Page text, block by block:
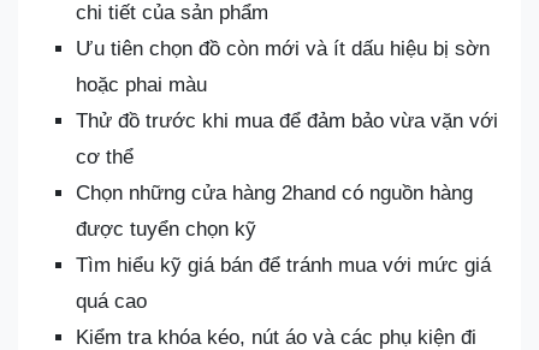
chi tiết của sản phẩm
Ưu tiên chọn đồ còn mới và ít dấu hiệu bị sờn
hoặc phai màu
Thử đồ trước khi mua để đảm bảo vừa vặn với
cơ thể
Chọn những cửa hàng 2hand có nguồn hàng
được tuyển chọn kỹ
Tìm hiểu kỹ giá bán để tránh mua với mức giá
quá cao
Kiểm tra khóa kéo, nút áo và các phụ kiện đi